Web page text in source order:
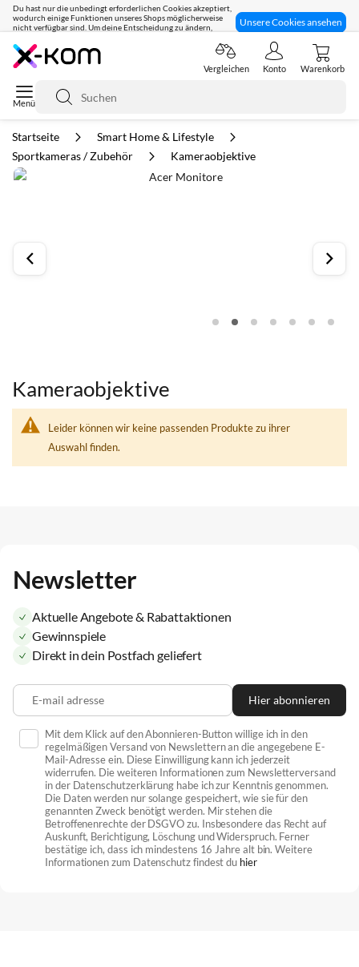
Du hast nur die unbedingt erforderlichen Cookies akzeptiert,
wodurch einige Funktionen unseres Shops möglicherweise
nicht verfügbar sind. Um deine Entscheidung zu ändern,
Unsere Cookies ansehen
Seit 8 Jahren für dich da!
Suche
Vergleichen Konto Warenkorb
Startseite
Smart Home & Lifestyle
Sportkameras / Zubehör
Kameraobjektive
Kameraobjektive
Leider können wir keine passenden Produkte zu ihrer
Auswahl finden.
Newsletter
Aktuelle Angebote & Rabattaktionen
Gewinnspiele
Direkt in dein Postfach geliefert
E-mail adresse Hier abonnieren
Mit dem Klick auf den Abonnieren-Button willige ich in den
regelmäßigen Versand von Newslettern an die angegebene E-
Mail-Adresse ein. Diese Einwilligung kann ich jederzeit
widerrufen. Die weiteren Informationen zum Newsletterversand
in der Datenschutzerklärung habe ich zur Kenntnis genommen.
Die Daten werden nur solange gespeichert, wie sie für den
genannten Zweck benötigt werden. Mir stehen die
Betroffenenrechte der DSGVO zu. Insbesondere das Recht auf
Auskunft, Berichtigung, Löschung und Widerspruch. Ferner
bestätige ich, dass ich mindestens 16 Jahre alt bin. Weitere
Informationen zum Datenschutz findest du hier